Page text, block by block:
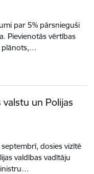
par 5% pārsnieguši
Pievienotās vērtības
plānots,…
un Polijas
dosies vizītē
valdības vadītāju